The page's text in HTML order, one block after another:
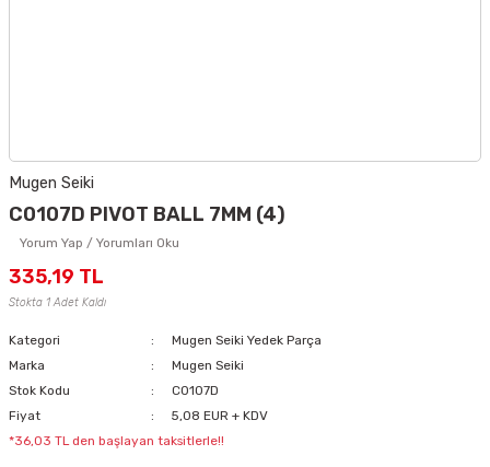
Mugen Seiki
C0107D PIVOT BALL 7MM (4)
Yorum Yap / Yorumları Oku
335,19 TL
Stokta 1 Adet Kaldı
Kategori
Mugen Seiki Yedek Parça
Marka
Mugen Seiki
Stok Kodu
C0107D
Fiyat
5,08 EUR + KDV
*36,03 TL den başlayan taksitlerle!!